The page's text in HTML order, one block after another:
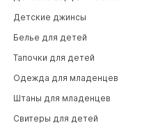
Детские джинсы
Белье для детей
Тапочки для детей
Одежда для младенцев
Штаны для младенцев
Свитеры для детей